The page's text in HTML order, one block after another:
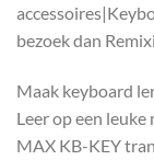
bezoek dan
Maak keyboard
Leer op een
MAX KB-KEY